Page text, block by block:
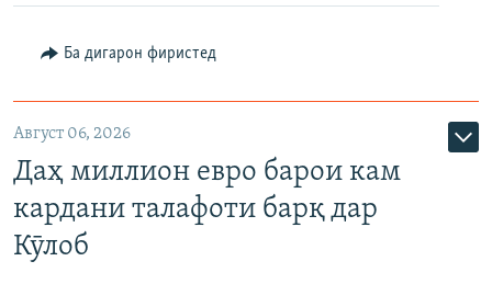
Ба дигарон фиристед
Август 06, 2026
Даҳ миллион евро барои кам
кардани талафоти барқ дар
Кӯлоб